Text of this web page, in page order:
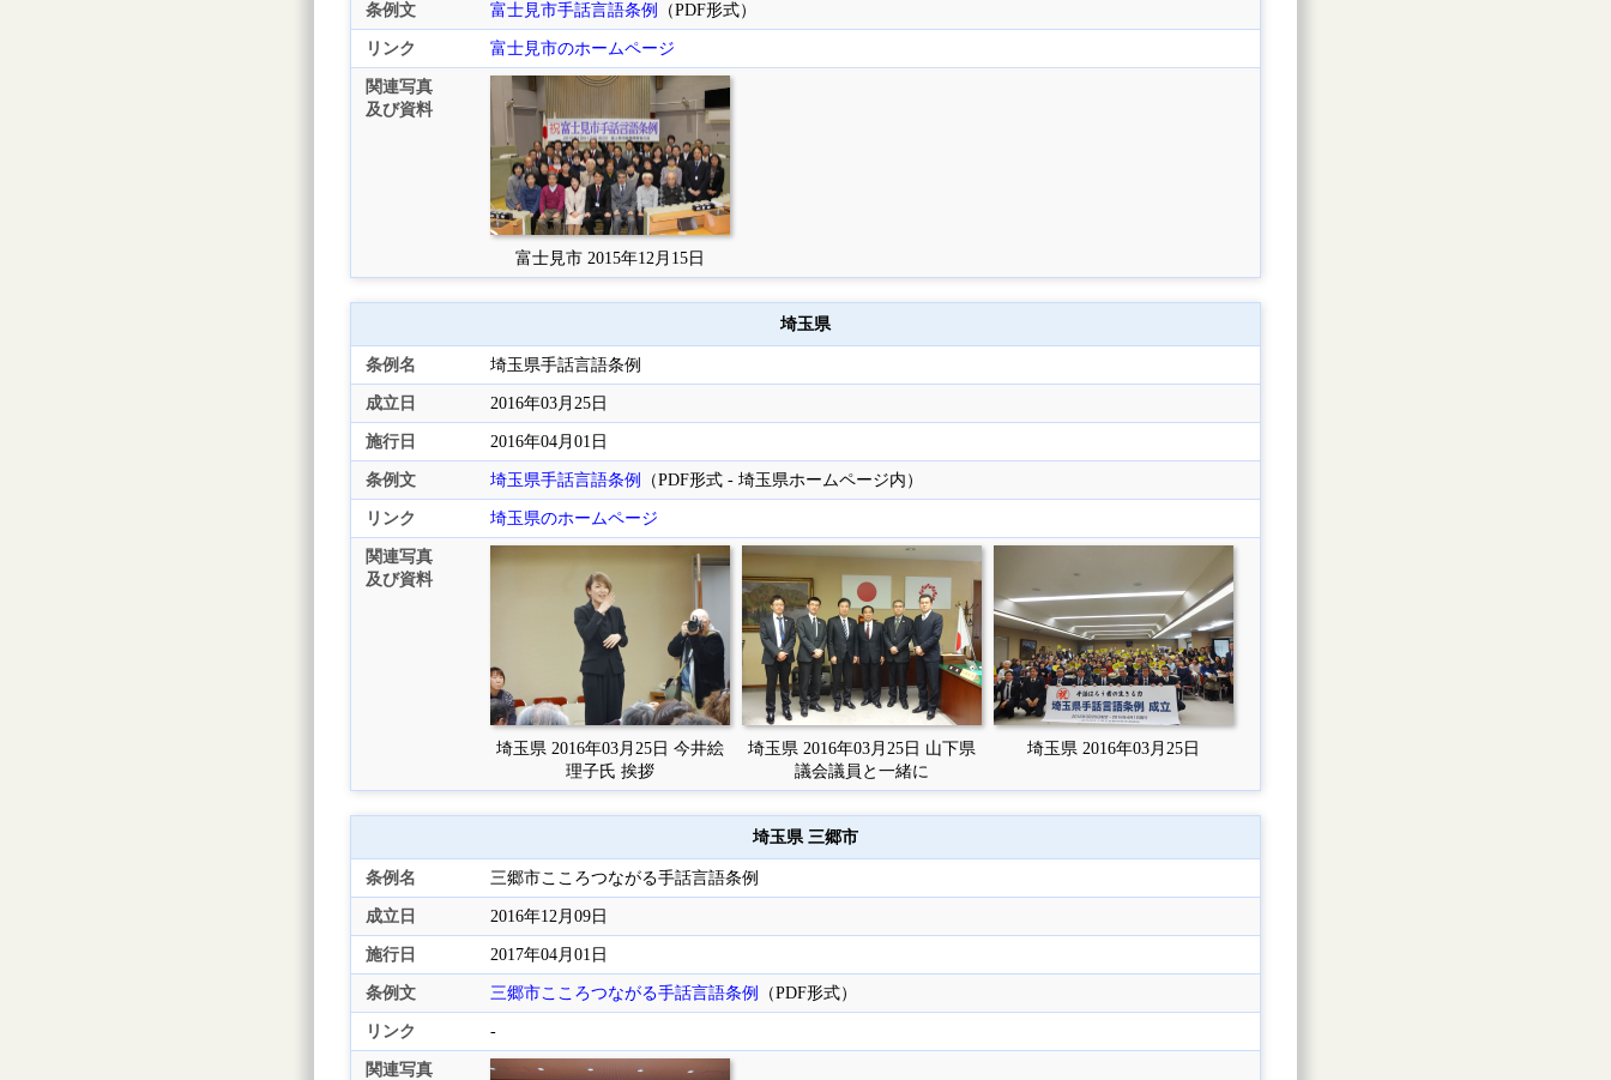
条例文 富士見市手話言語条例 （PDF形式）
リンク 富士見市のホームページ
関連写真
及び資料
富士見市 2015年12月15日
埼玉県
条例名 埼玉県手話言語条例
成立日 2016年03月25日
施行日 2016年04月01日
条例文 埼玉県手話言語条例 （PDF形式 - 埼玉県ホームページ内）
リンク 埼玉県のホームページ
関連写真
及び資料
埼玉県 2016年03月25日 今井絵
理子氏 挨拶
埼玉県 2016年03月25日 山下県
議会議員と一緒に
埼玉県 2016年03月25日
埼玉県 三郷市
条例名 三郷市こころつながる手話言語条例
成立日 2016年12月09日
施行日 2017年04月01日
条例文 三郷市こころつながる手話言語条例 （PDF形式）
リンク -
関連写真